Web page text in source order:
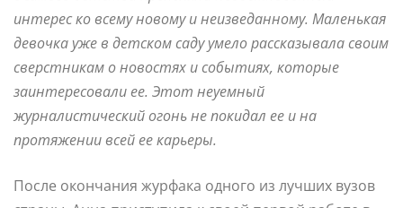
интерес ко всему новому и неизведанному. Маленькая
девочка уже в детском саду умело рассказывала своим
сверстникам о новостях и событиях, которые
заинтересовали ее. Этот неуемный
журналистический огонь не покидал ее и на
протяжении всей ее карьеры.
После окончания журфака одного из лучших вузов